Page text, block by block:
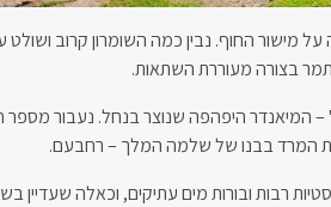
מישור החוף. נבין כמה השומרון קרוב
בצורה מעוררת השתאות.
היפהפה שנוצר בנחל. נעבור מספר
המרד בבנו של שלמה המלך – רחבעם.
רבות ובורות מים עתיקים, וכאלה שעדיין